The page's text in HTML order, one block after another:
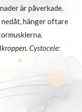
är påverkade.
hänger oftare
Cystocele: